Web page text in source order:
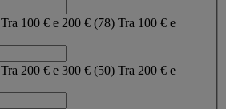
Tra 100 € e 200 € (78) Tra 100 € e
Tra 200 € e 300 € (50) Tra 200 € e